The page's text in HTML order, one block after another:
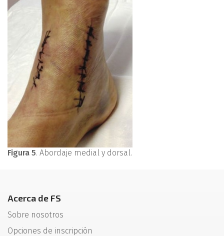
Figura 5. Abordaje medial y dorsal.
Acerca de FS
Sobre nosotros
Opciones de inscripción